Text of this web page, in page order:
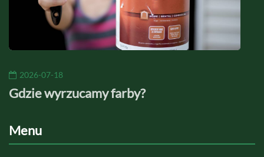
2026-07-18
Gdzie wyrzucamy farby?
Menu